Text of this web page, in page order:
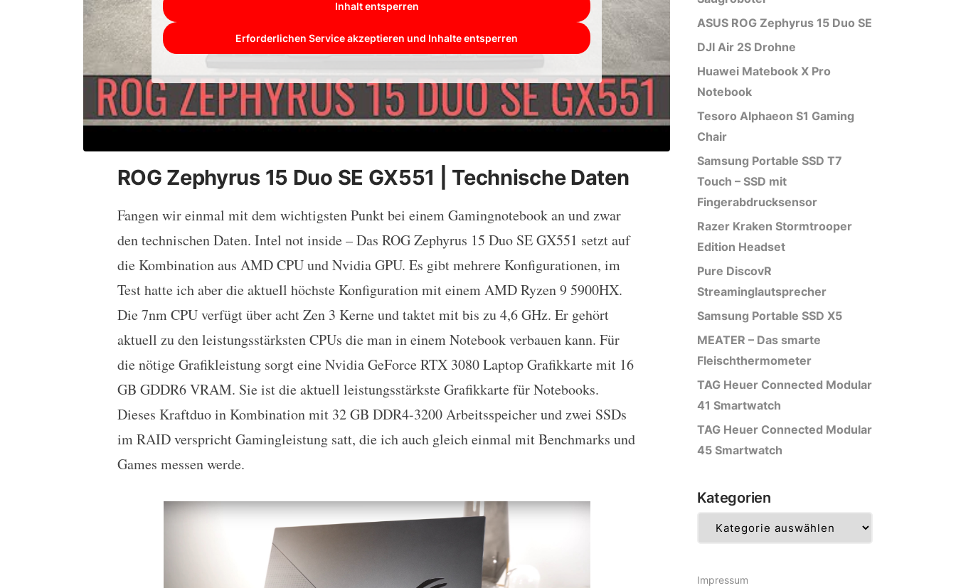
Inhalt entsperren
Erforderlichen Service akzeptieren und Inhalte entsperren
ROG Zephyrus 15 Duo SE GX551 | Technische Daten
Fangen wir einmal mit dem wichtigsten Punkt bei einem Gamingnotebook an und zwar
den technischen Daten. Intel not inside – Das ROG Zephyrus 15 Duo SE GX551 setzt auf
die Kombination aus AMD CPU und Nvidia GPU. Es gibt mehrere Konfigurationen, im
Test hatte ich aber die aktuell höchste Konfiguration mit einem AMD Ryzen 9 5900HX.
Die 7nm CPU verfügt über acht Zen 3 Kerne und taktet mit bis zu 4,6 GHz. Er gehört
aktuell zu den leistungsstärksten CPUs die man in einem Notebook verbauen kann. Für
die nötige Grafikleistung sorgt eine Nvidia GeForce RTX 3080 Laptop Grafikkarte mit 16
GB GDDR6 VRAM. Sie ist die aktuell leistungsstärkste Grafikkarte für Notebooks.
Dieses Kraftduo in Kombination mit 32 GB DDR4-3200 Arbeitsspeicher und zwei SSDs
im RAID verspricht Gamingleistung satt, die ich auch gleich einmal mit Benchmarks und
Games messen werde.
ASUS ROG Zephyrus 15 Duo SE
DJI Air 2S Drohne
Huawei Matebook X Pro
Notebook
Tesoro Alphaeon S1 Gaming
Chair
Samsung Portable SSD T7
Touch – SSD mit
Fingerabdrucksensor
Razer Kraken Stormtrooper
Edition Headset
Pure DiscovR
Streaminglautsprecher
Samsung Portable SSD X5
MEATER – Das smarte
Fleischthermometer
TAG Heuer Connected Modular
41 Smartwatch
TAG Heuer Connected Modular
45 Smartwatch
Kategorien
Impressum